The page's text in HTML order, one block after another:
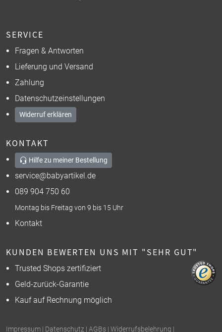
SERVICE
Fragen & Antworten
Lieferung und Versand
Zahlung
Datenschutzeinstellungen
Widerruf erklären
KONTAKT
Hilfe zu meiner Bestellung
service@babyartikel.de
089 904 750 60
Montag bis Freitag von 9 bis 15 Uhr
Kontakt
KUNDEN BEWERTEN UNS MIT "SEHR GUT"
Trusted Shops zertifiziert
Geld-zurück-Garantie
Kauf auf Rechnung möglich
Impressum | Datenschutz | AGBs | Widerrufsbelehrung |